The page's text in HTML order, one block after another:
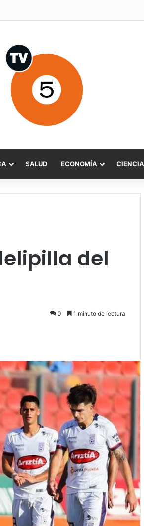
SALUD ECONOMÍA CIENCIA
del
0 1 minuto de lectura